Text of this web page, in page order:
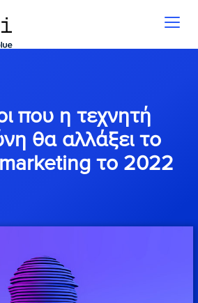
που η τεχνητή
θα αλλάξει το
το 2022